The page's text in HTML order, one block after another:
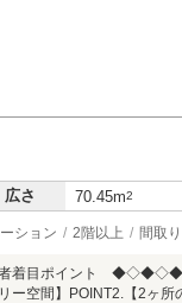
広さ 70.45m2
ション 2階以上 間取
ポイント
ー空間】POINT2.【2ヶ